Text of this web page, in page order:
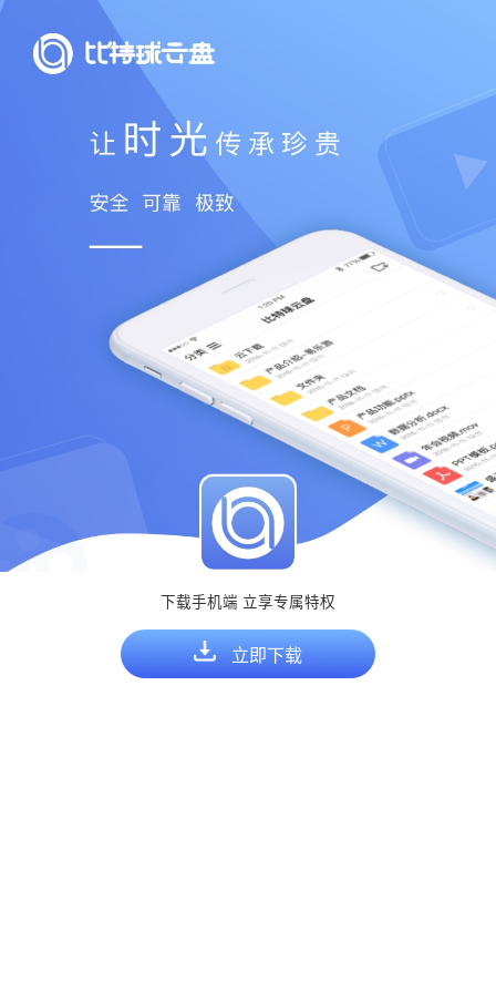
下载手机端 立享专属特权
立即下载